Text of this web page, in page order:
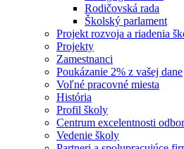
Rodičovská rada
Školský parlament
Projekt rozvoja a riadenia
Projekty
Zamestnanci
Poukázanie 2% z vašej dane
Voľné pracovné miesta
História
Profil školy
Centrum excelentnosti
Vedenie školy